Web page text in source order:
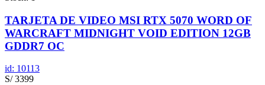
TARJETA DE VIDEO MSI RTX 5070 WORD OF
WARCRAFT MIDNIGHT VOID EDITION 12GB
GDDR7 OC
id: 10113
S/ 3399